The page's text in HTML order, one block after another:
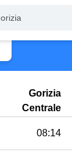
Gorizia
Centrale
08:14